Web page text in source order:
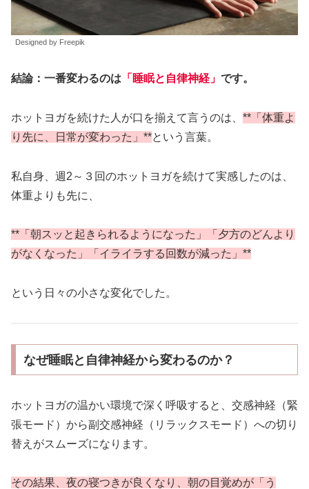
Designed by Freepik
結論：一番変わるのは 「睡眠と自律神経」 です。
ホットヨガを続けた人が口を揃えて言うのは、 **「体重よ
り先に、日常が変わった」**という言葉。
私自身、週2～３回のホットヨガを続けて実感したのは、
体重よりも先に、
**「朝スッと起きられるようになった」「夕方のどんより
がなくなった」「イライラする回数が減った」**
という日々の小さな変化でした。
なぜ睡眠と自律神経から変わるのか？
ホットヨガの温かい環境で深く呼吸すると、交感神経（緊
張モード）から副交感神経（リラックスモード）への切り
替えがスムーズになります。
その結果、夜の寝つきが良くなり、朝の目覚めが「う